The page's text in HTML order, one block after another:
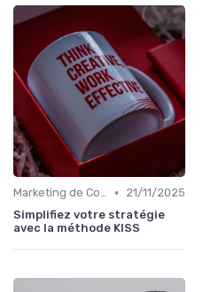
Marketing de Contenu •
21/11/2025
Simplifiez votre stratégie
avec la méthode KISS